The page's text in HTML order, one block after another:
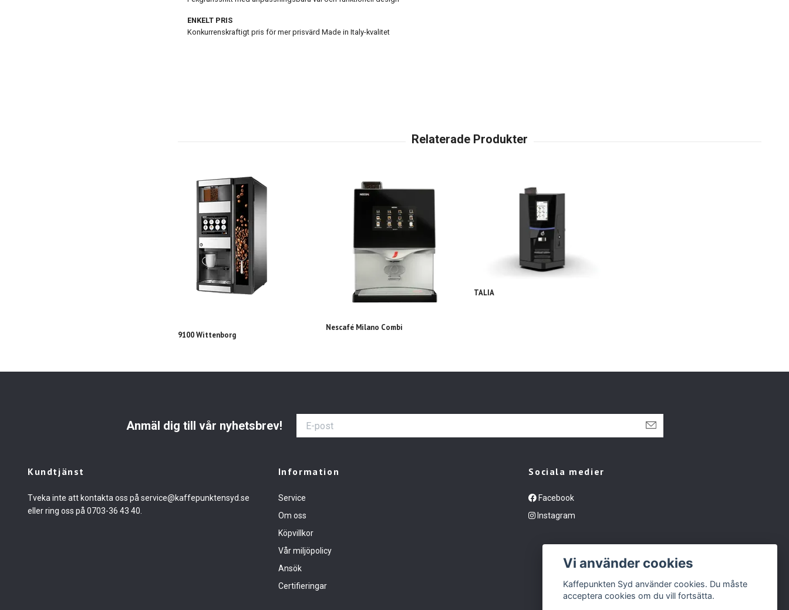
ENKELT PRIS
Konkurrenskraftigt pris för mer prisvärd Made in Italy-kvalitet
9100 Wittenborg
Nescafé Milano Combi
TALIA
Anmäl dig till vår nyhetsbrev!
Kundtjänst
Tveka inte att kontakta oss på service@kaffepunktensyd.se
eller ring oss på 0703-36 43 40.
Information
Service
Om oss
Köpvillkor
Vår miljöpolicy
Ansök
Certifieringar
Sociala medier
Facebook
Instagram
Vi använder cookies
Kaffepunkten Syd använder cookies. Du måste
acceptera cookies om du vill fortsätta.